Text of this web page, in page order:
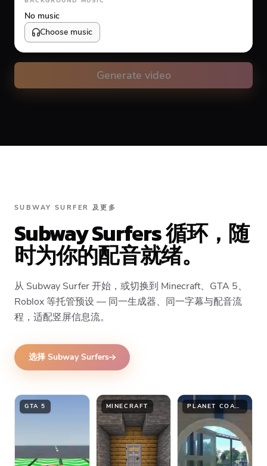
#FFFFFF
Middle Bottom
No music
Choose music
Generate video
SUBWAY SURFER 及更多
Subway Surfers 循环，随
时为你的配音就绪。
从 Subway Surfer 开始，或切换到 Minecraft、GTA 5、
Roblox 等托管预设 — 同一生成器、同一字幕与配音流
程，适配竖屏信息流。
选择 Subway Surfers
GTA 5 MINECRAFT PLANET COASTER